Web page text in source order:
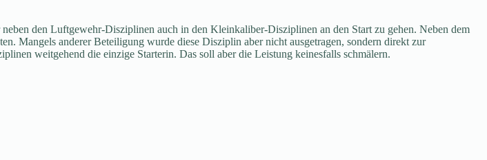
den Luftgewehr-Disziplinen auch in den Kleinkaliber-Disziplinen an den Start zu gehen. Neben dem
Mangels anderer Beteiligung wurde diese Disziplin aber nicht ausgetragen, sondern direkt zur
weitgehend die einzige Starterin. Das soll aber die Leistung keinesfalls schmälern.